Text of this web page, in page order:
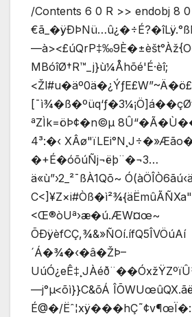
/Contents 6 0 R >> endobj 8
MBóîØ†R™_j}ù¼Åhõé'É·èî;
ªZÌk=öÞ¢�n©µ
4³:�‹
�+É�óõúÑj¬ëþ¨�¬3…
ä«ù”›2_²¯ßÀ1Qõ~
<Œ®òUª›æ�ú.ÆW¤œ~
ÕÐÿèfCÇ,¾&»ÑOí.ífQ5ÎVÖúAí
´Á�¾�‹�â�ŽÞ–
—j°µ<õì}}C&õÁ
É@�/